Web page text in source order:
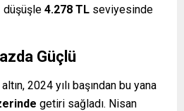
düşüşle 4.278 TL seviyesinde
Güçlü
2024 yılı başından bu yana
getiri sağladı. Nisan